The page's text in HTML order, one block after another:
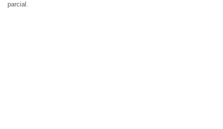
parcial.